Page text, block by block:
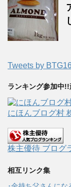
Tweets by
ランキング参加中!!
にほんブログ村
株主優待 ブログ
相互リンク集